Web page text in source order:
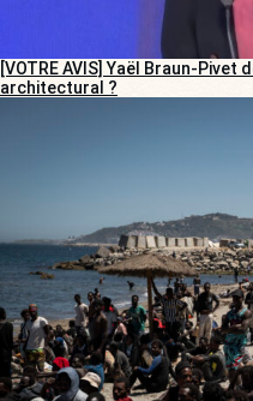
[VOTRE AVIS] Yaël Braun-
architectural ?